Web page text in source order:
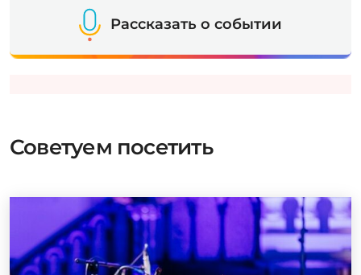
Рассказать о событии
Советуем посетить